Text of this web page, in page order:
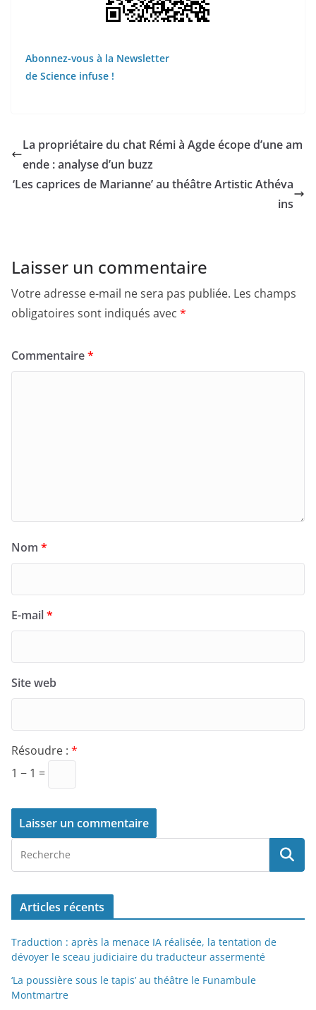
Abonnez-vous à la Newsletter
de Science infuse !
La propriétaire du chat Rémi à Agde écope d’une am
ende : analyse d’un buzz
‘Les caprices de Marianne’ au théâtre Artistic Athéva
ins
Laisser un commentaire
Votre adresse e-mail ne sera pas publiée. Les champs
obligatoires sont indiqués avec *
Commentaire*
Nom *
E-mail*
Site web
Résoudre : *
1 − 1 =
Articles récents
Traduction : après la menace IA réalisée, la tentation de
dévoyer le sceau judiciaire du traducteur assermenté
‘La poussière sous le tapis’ au théâtre le Funambule
Montmartre